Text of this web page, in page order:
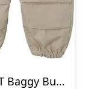
NAME IT Baggy Bukser Ben Pure Cashmere